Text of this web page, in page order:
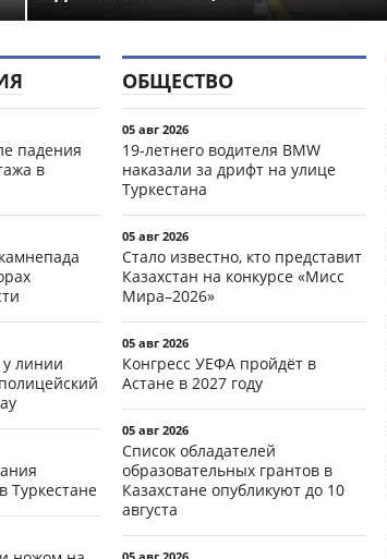
падения
в
у линии
Туркестане
ОБЩЕСТВО
05 авг 2026
19-летнего водителя BMW
наказали за дрифт на улице
Туркестана
05 авг 2026
Стало известно, кто представит
Казахстан на конкурсе «Мисс
Мира–2026»
05 авг 2026
Конгресс УЕФА пройдёт в
Астане в 2027 году
05 авг 2026
Список обладателей
образовательных грантов в
Казахстане опубликуют до 10
августа